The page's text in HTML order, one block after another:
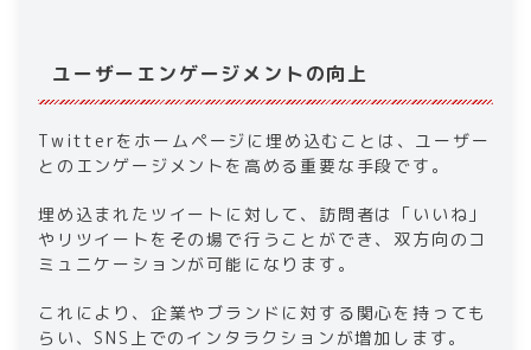
ユーザーエンゲージメントの向上
Twitterをホームページに埋め込むことは、ユーザー
とのエンゲージメントを高める重要な手段です。
埋め込まれたツイートに対して、訪問者は「いいね」
やリツイートをその場で行うことができ、双方向のコ
ミュニケーションが可能になります。
これにより、企業やブランドに対する関心を持っても
らい、SNS上でのインタラクションが増加します。